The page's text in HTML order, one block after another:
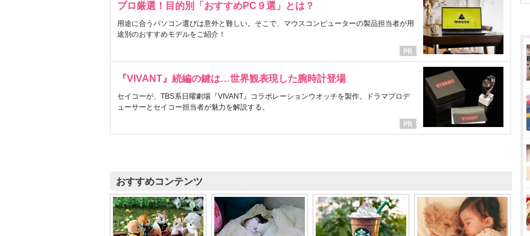
プロ厳選！目的別「おすすめPC９選」とは？
用途に合うパソコン選びは意外と難しい。そこで、マウスコンピューターの製品担当者が用
途別のおすすめモデルをご紹介！
『VIVANT』続編の鍵は…世界観表現した腕時計登場
セイコーが、TBS系日曜劇場『VIVANT』コラボレーションウオッチを製作。ドラマプロデ
ューサーとセイコー担当者が魅力を解説する。
おすすめコンテンツ